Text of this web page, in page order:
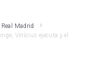
Athletic Club
Atlético de Madrid
LaLiga Hypermotion
Liga F
Real Madrid
Vinícius ejecuta y el